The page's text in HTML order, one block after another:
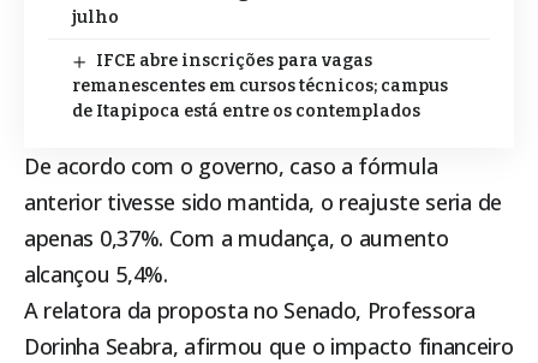
julho
IFCE abre inscrições para vagas
remanescentes em cursos técnicos; campus
de Itapipoca está entre os contemplados
De acordo com o governo, caso a fórmula
anterior tivesse sido mantida, o reajuste seria de
apenas 0,37%. Com a mudança, o aumento
alcançou 5,4%.
A relatora da proposta no Senado, Professora
Dorinha Seabra, afirmou que o impacto financeiro